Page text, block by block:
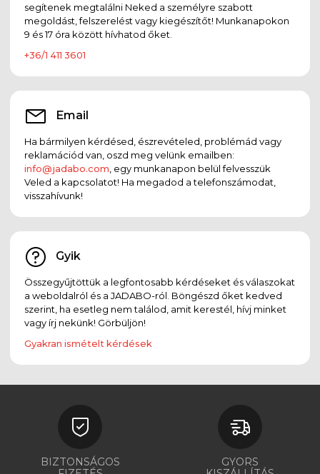
segítenek megtalálni Neked a személyre szabott
megoldást, felszerelést vagy kiegészítőt! Munkanapokon
9 és 17 óra között hívhatod őket.
+36/1 411 3601
Email
Ha bármilyen kérdésed, észrevételed, problémád vagy
reklamációd van, oszd meg velünk emailben:
info@jadabo.com , egy munkanapon belül felvesszük
Veled a kapcsolatot! Ha megadod a telefonszámodat,
visszahívunk!
Gyik
Összegyűjtöttük a legfontosabb kérdéseket és válaszokat
a weboldalról és a JADABO-ról. Böngészd őket kedved
szerint, ha esetleg nem találod, amit kerestél, hívj minket
vagy írj nekünk! Görbüljön!
Gyakran ismételt kérdések
BIZTONSÁGOS
GYORS